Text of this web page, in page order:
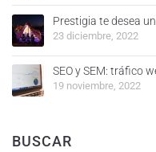
Prestigia te desea
23 diciembre, 2022
SEO y SEM: tráfico
19 noviembre, 2022
BUSCAR